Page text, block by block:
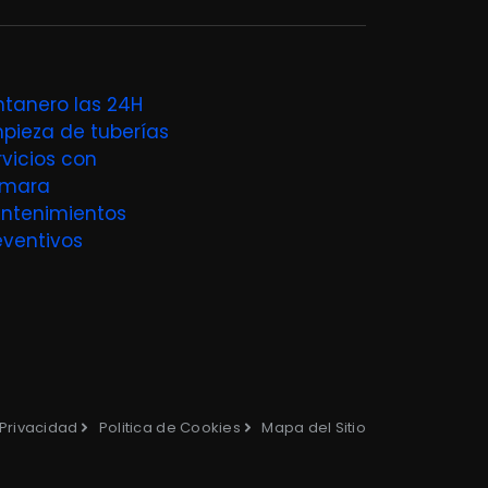
las 24H
de tuberías
con
Politica de Cookies Mapa del Sitio